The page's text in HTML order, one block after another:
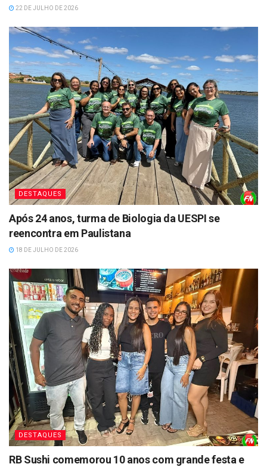
22 DE JULHO DE 2026
DESTAQUES
Após 24 anos, turma de Biologia da UESPI se
reencontra em Paulistana
18 DE JULHO DE 2026
DESTAQUES
RB Sushi comemorou 10 anos com grande festa e